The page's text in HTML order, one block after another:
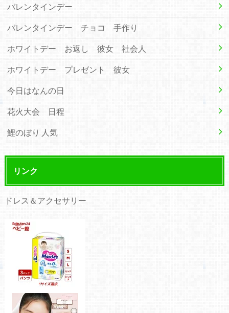
バレンタインデー
バレンタインデー チョコ 手作り
ホワイトデー お返し 彼女 社会人
ホワイトデー プレゼント 彼女
今日はなんの日
花火大会 日程
鯉のぼり 人気
リンク
ドレス＆アクセサリー